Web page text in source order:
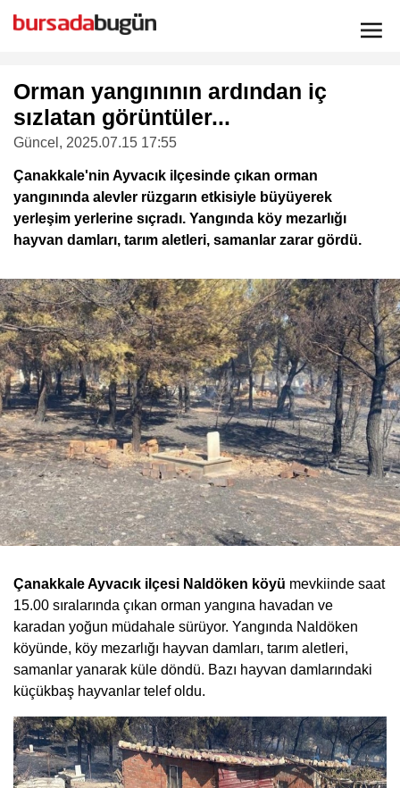
Orman yangınının ardından iç
sızlatan görüntüler...
Güncel , 2025.07.15 17:55
Çanakkale'nin Ayvacık ilçesinde çıkan orman
yangınında alevler rüzgarın etkisiyle büyüyerek
yerleşim yerlerine sıçradı. Yangında köy mezarlığı
hayvan damları, tarım aletleri, samanlar zarar gördü.
Çanakkale Ayvacık ilçesi Naldöken köyü mevkiinde saat
15.00 sıralarında çıkan orman yangına havadan ve
karadan yoğun müdahale sürüyor. Yangında Naldöken
köyünde, köy mezarlığı hayvan damları, tarım aletleri,
samanlar yanarak küle döndü. Bazı hayvan damlarındaki
küçükbaş hayvanlar telef oldu.